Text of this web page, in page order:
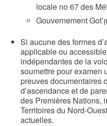
locale no 67 des
Gouvernement
Si aucune des formes
applicable ou
indépendantes de la
soumettre pour examen
preuves documentaires
d’ascendance et de
des Premières Nations,
Territoires du Nord-
actuelles.